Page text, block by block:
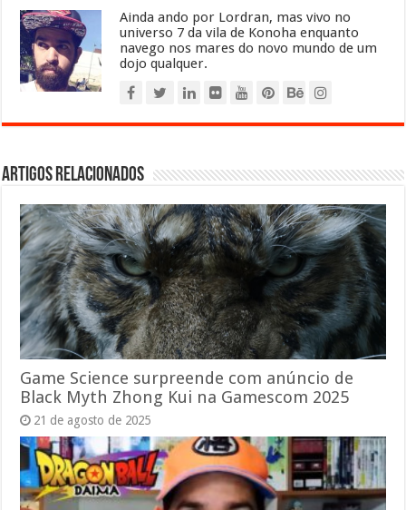
Ainda ando por Lordran, mas vivo no
universo 7 da vila de Konoha enquanto
navego nos mares do novo mundo de um
dojo qualquer.
Artigos relacionados
Game Science surpreende com anúncio de
Black Myth Zhong Kui na Gamescom 2025
21 de agosto de 2025